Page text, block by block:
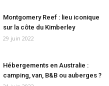
Montgomery Reef : lieu iconique
sur la côte du Kimberley
29 juin 2022
Hébergements en Australie :
camping, van, B&B ou auberges ?